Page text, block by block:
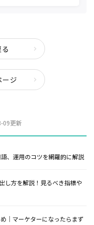
ジ
09更新
、運用のコツを網羅的に解説
し方を解説！見るべき指標や
｜マーケターになったらまず